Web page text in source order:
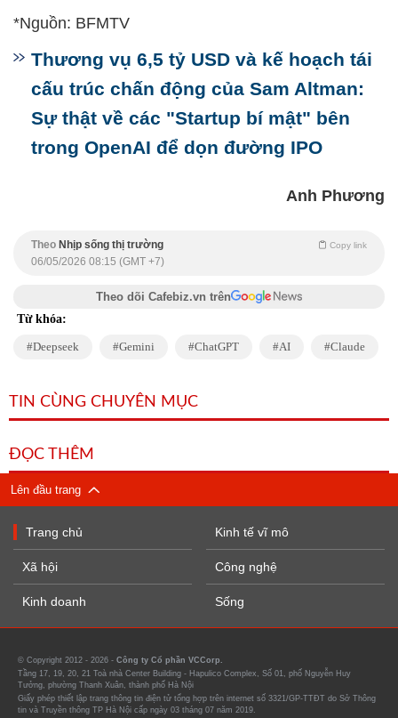
*Nguồn: BFMTV
Thương vụ 6,5 tỷ USD và kế hoạch tái
cấu trúc chấn động của Sam Altman:
Sự thật về các "Startup bí mật" bên
trong OpenAI để dọn đường IPO
Anh Phương
Theo Nhịp sống thị trường Copy link
06/05/2026 08:15 (GMT +7)
Theo dõi Cafebiz.vn trên
Từ khóa:
Deepseek Gemini ChatGPT AI Claude
TIN CÙNG CHUYÊN MỤC
ĐỌC THÊM
Lên đầu trang
Trang chủ
Xã hội
Kinh doanh
Kinh tế vĩ mô
Công nghệ
Sống
© Copyright 2012 - 2026 - Công ty Cổ phần VCCorp.
Tầng 17, 19, 20, 21 Toà nhà Center Building - Hapulico Complex, Số 01, phố Nguyễn Huy
Tưởng, phường Thanh Xuân, thành phố Hà Nội
Giấy phép thiết lập trang thông tin điện tử tổng hợp trên internet số 3321/GP-TTĐT do Sở Thông
tin và Truyền thông TP Hà Nội cấp ngày 03 tháng 07 năm 2019.